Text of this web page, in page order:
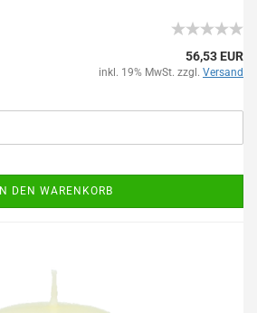
56,53 EUR
inkl. 19% MwSt. zzgl. Versand
IN DEN WARENKORB